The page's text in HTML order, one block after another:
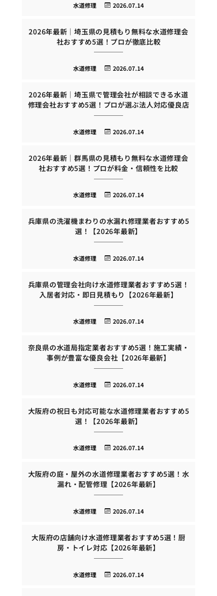
2026.07.14
水道修理
2026年最新｜埼玉県の見積もり無料な水道修理会
社おすすめ5選！プロが徹底比較
2026.07.14
水道修理
2026年最新｜埼玉県で管理会社が相談できる水道
修理会社おすすめ5選！プロが選ぶ法人対応優良店
2026.07.14
水道修理
2026年最新｜群馬県の見積もり無料な水道修理会
社おすすめ5選！プロが料金・信頼性を比較
2026.07.14
水道修理
兵庫県の洗濯機まわりの水漏れ修理業者おすすめ5
選！【2026年最新】
2026.07.14
水道修理
兵庫県の管理会社向け水道修理業者おすすめ5選！
入居者対応・即日見積もり【2026年最新】
2026.07.14
水道修理
奈良県の水道局指定業者おすすめ5選！施工実績・
事例が豊富な優良会社【2026年最新】
2026.07.14
水道修理
大阪府の祝日も対応可能な水道修理業者おすすめ5
選！【2026年最新】
2026.07.14
水道修理
大阪府の庭・屋外の水道修理業者おすすめ5選！水
漏れ・配管修理【2026年最新】
2026.07.14
水道修理
大阪府の店舗向け水道修理業者おすすめ5選！厨
房・トイレ対応【2026年最新】
2026.07.14
水道修理